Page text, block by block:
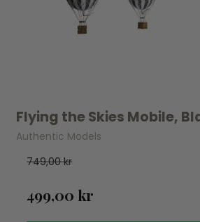
Flying the Skies Mobile,
Authentic Models
749,00 kr
499,00 kr